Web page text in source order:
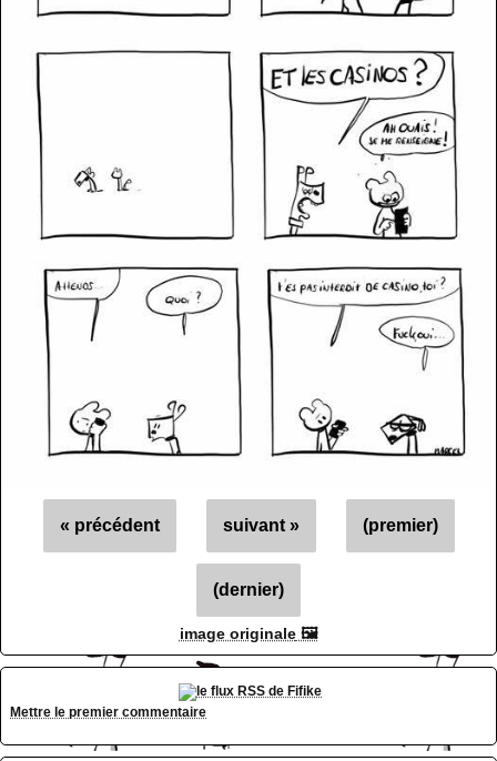
« précédent suivant » (premier)
(dernier)
image originale
Mettre le premier commentaire